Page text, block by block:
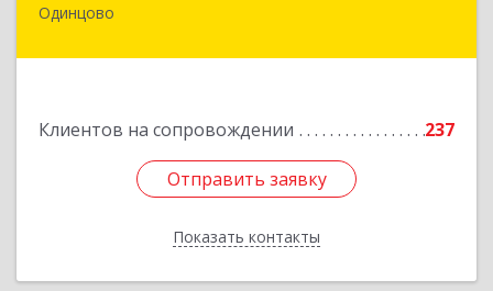
Одинцово
Клиентов на сопровождении 237
Отправить заявку
Показать контакты
143050, Московская обл, Одинцовский р-н,
Подробнее
Отправить заявку
Назад